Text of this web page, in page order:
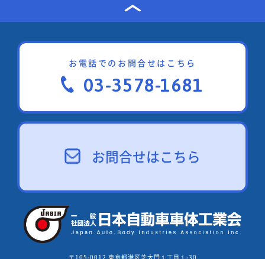
お電話でのお問合せはこちら
03-3578-1681
お問合せはこちら
〒105-0012 東京都港区芝大門１丁目１-30